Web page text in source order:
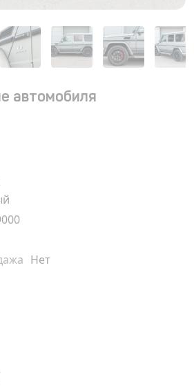
автомобиля
Нет